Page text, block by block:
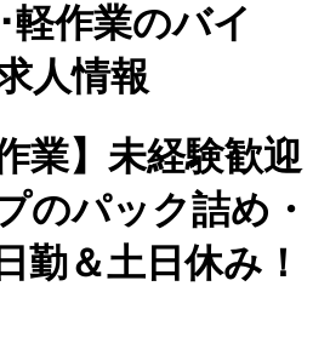
軽作業のバイ
人情報
業】未経験歓迎
のパック詰め・
勤＆土日休み！